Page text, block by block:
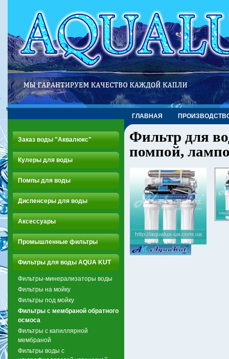
ГЛАВНАЯ
Заказ воды "Аквалюкс"
Кулеры для воды
Помпы для воды
Диспенсеры для воды
Аксессуары
Промышленные фильтры
Фильтры для воды AQUA KUT
Фильтры-минерализаторы воды
Фильтры на мойку
Фильтры под мойку
Фильтры с мембраной обратного
осмоса
Фильтры с капиллярной
мембраной
Фильтры воды с
Фильтр для
помпой,